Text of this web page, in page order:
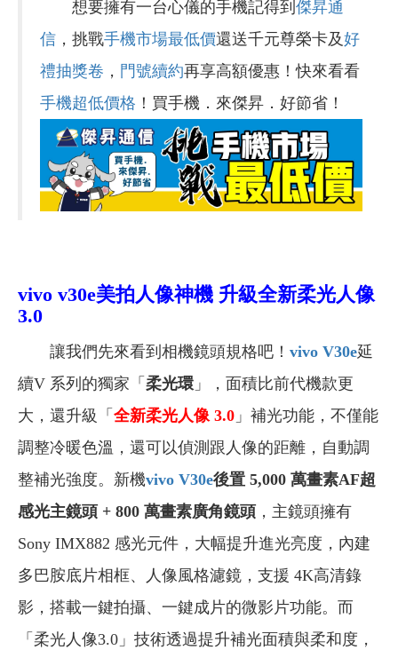
想要擁有一台心儀的手機記得到 傑昇通
信 ，挑戰手機市場最低價還送千元尊榮卡及好
禮抽獎卷 ， 門號續約再享高額優惠！快來看看
手機超低價格 ！買手機．來傑昇．好節省！
vivo v30e美拍人像神機 升級全新柔光人像
3.0
讓我們先來看到相機鏡頭規格吧！ vivo V30e延
續V 系列的獨家「 柔光環 」，面積比前代機款更
大，還升級「 全新柔光人像 3.0 」補光功能，不僅能
調整冷暖色溫，還可以偵測跟人像的距離，自動調
整補光強度。新機vivo V30e後置 5,000 萬畫素AF超
感光主鏡頭 + 800 萬畫素廣角鏡頭 ，主鏡頭擁有
Sony IMX882 感光元件，大幅提升進光亮度，內建
多巴胺底片相框、人像風格濾鏡，支援 4K高清錄
影，搭載一鍵拍攝、一鍵成片的微影片功能。而
「柔光人像3.0」技術透過提升補光面積與柔和度，